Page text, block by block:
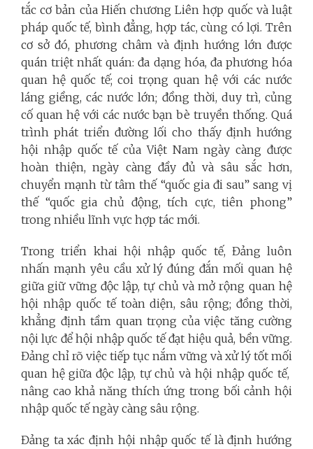
tắc cơ bản của Hiến chương Liên hợp quốc và luật
pháp quốc tế, bình đẳng, hợp tác, cùng có lợi. Trên
cơ sở đó, phương châm và định hướng lớn được
quán triệt nhất quán: đa dạng hóa, đa phương hóa
quan hệ quốc tế; coi trọng quan hệ với các nước
láng giềng, các nước lớn; đồng thời, duy trì, củng
cố quan hệ với các nước bạn bè truyền thống. Quá
trình phát triển đường lối cho thấy định hướng
hội nhập quốc tế của Việt Nam ngày càng được
hoàn thiện, ngày càng đầy đủ và sâu sắc hơn,
chuyển mạnh từ tâm thế “quốc gia đi sau” sang vị
thế “quốc gia chủ động, tích cực, tiên phong”
trong nhiều lĩnh vực hợp tác mới.
Trong triển khai hội nhập quốc tế, Đảng luôn
nhấn mạnh yêu cầu xử lý đúng đắn mối quan hệ
giữa giữ vững độc lập, tự chủ và mở rộng quan hệ
hội nhập quốc tế toàn diện, sâu rộng; đồng thời,
khẳng định tầm quan trọng của việc tăng cường
nội lực để hội nhập quốc tế đạt hiệu quả, bền vững.
Đảng chỉ rõ việc tiếp tục nắm vững và xử lý tốt mối
quan hệ giữa độc lập, tự chủ và hội nhập quốc tế,
nâng cao khả năng thích ứng trong bối cảnh hội
nhập quốc tế ngày càng sâu rộng.
Đảng ta xác định hội nhập quốc tế là định hướng